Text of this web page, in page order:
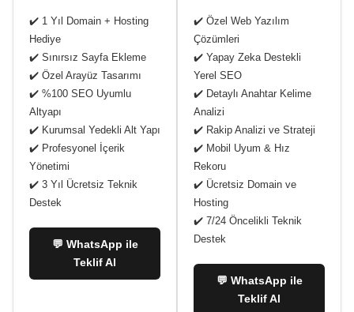
✔️ 1 Yıl Domain + Hosting
Hediye
✔️ Sınırsız Sayfa Ekleme
✔️ Özel Arayüz Tasarımı
✔️ %100 SEO Uyumlu
Altyapı
✔️ Kurumsal Yedekli Alt Yapı
✔️ Profesyonel İçerik
Yönetimi
✔️ 3 Yıl Ücretsiz Teknik
Destek
💬 WhatsApp ile
Teklif Al
✔️ Özel Web Yazılım
Çözümleri
✔️ Yapay Zeka Destekli
Yerel SEO
✔️ Detaylı Anahtar Kelime
Analizi
✔️ Rakip Analizi ve Strateji
✔️ Mobil Uyum & Hız
Rekoru
✔️ Ücretsiz Domain ve
Hosting
✔️ 7/24 Öncelikli Teknik
Destek
💬 WhatsApp ile
Teklif Al